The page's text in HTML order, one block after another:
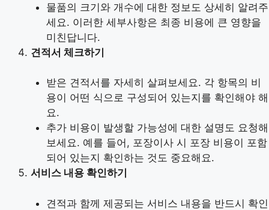
물품의 크기와 개수에 대한 정보도 상세히 알려주
세요. 이러한 세부사항은 최종 비용에 큰 영향을
미친답니다.
견적서 체크하기
받은 견적서를 자세히 살펴보세요. 각 항목의 비
용이 어떤 식으로 구성되어 있는지를 확인해야 해
요.
추가 비용이 발생할 가능성에 대한 설명도 요청해
보세요. 예를 들어, 포장이사 시 포장 비용이 포함
되어 있는지 확인하는 것도 중요해요.
서비스 내용 확인하기
견적과 함께 제공되는 서비스 내용을 반드시 확인